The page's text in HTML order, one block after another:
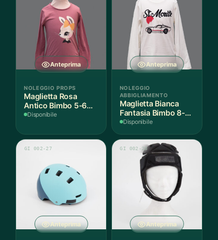
Anteprima
NOLEGGIO PROPS
Maglietta Rosa
Antico Bimbo 5-6
Anni Cotone - 1
Disponibile
Anteprima
NOLEGGIO
ABBIGLIAMENTO
Maglietta Bianca
Fantasia Bimbo 8-9
Anni Cotone - 1
Disponibile
Anteprima
GI 002-27
Anteprima
GI 002-28